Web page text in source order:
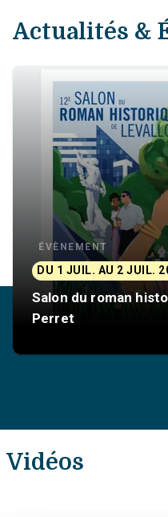
Actualités &
ÉVÈNEMENT
DU 1 JUIL. AU 2 JUIL.
Salon du roman
Perret
Vidéos